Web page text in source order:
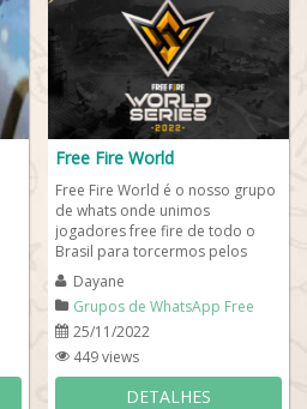
Free Fire World
Free Fire World é o nosso grupo
de whats onde unimos
jogadores free fire de todo o
Brasil para torcermos pelos
nossos colegas que estão na
maior disputa de...
Dayane
Grupos de WhatsApp Free
Fire
25/11/2022
449 views
DETALHES